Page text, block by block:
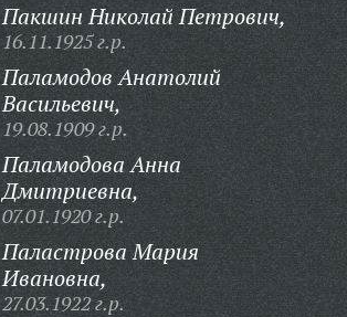
Пакшин Николай Петрович,
16.11.1925 г.р.
Паламодов Анатолий
Васильевич,
19.08.1909 г.р.
Паламодова Анна
Дмитриевна,
07.01.1920 г.р.
Паластрова Мария
Ивановна,
27.03.1922 г.р.